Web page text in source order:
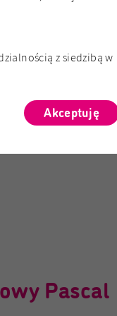
Pascal
z siedzibą w
Akceptuję